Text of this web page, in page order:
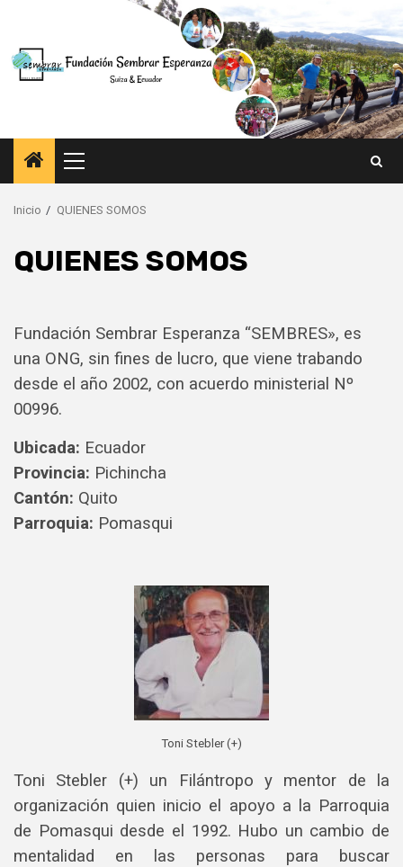
contenido
Menú
principal
Inicio QUIENES SOMOS
QUIENES SOMOS
Fundación Sembrar Esperanza “SEMBRES», es
una ONG, sin fines de lucro, que viene trabando
desde el año 2002, con acuerdo ministerial Nº
00996.
Ubicada: Ecuador
Provincia: Pichincha
Cantón: Quito
Parroquia: Pomasqui
Toni Stebler (+)
Toni Stebler (+) un Filántropo y mentor de la
organización quien inicio el apoyo a la Parroquia
de Pomasqui desde el 1992. Hubo un cambio de
mentalidad en las personas para buscar